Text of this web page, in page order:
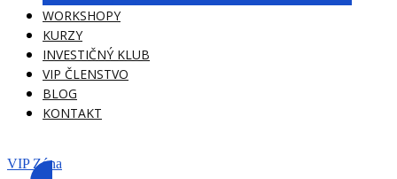
WORKSHOPY
KURZY
INVESTIČNÝ KLUB
VIP ČLENSTVO
BLOG
KONTAKT
VIP Zóna